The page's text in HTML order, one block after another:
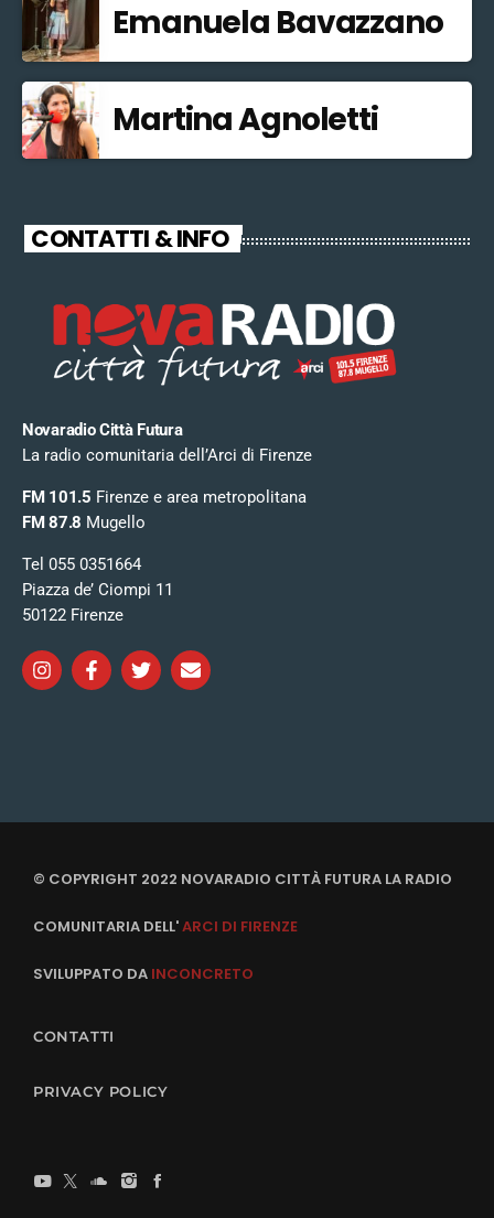
Emanuela Bavazzano
Martina Agnoletti
CONTATTI & INFO
Novaradio Città Futura
La radio comunitaria dell’Arci di Firenze
FM 101.5 Firenze e area metropolitana
FM 87.8 Mugello
Tel 055 0351664
Piazza de’ Ciompi 11
50122 Firenze
© COPYRIGHT 2022 NOVARADIO CITTÀ FUTURA LA RADIO
COMUNITARIA DELL'ARCI DI FIRENZE
SVILUPPATO DA INCONCRETO
CONTATTI
PRIVACY POLICY